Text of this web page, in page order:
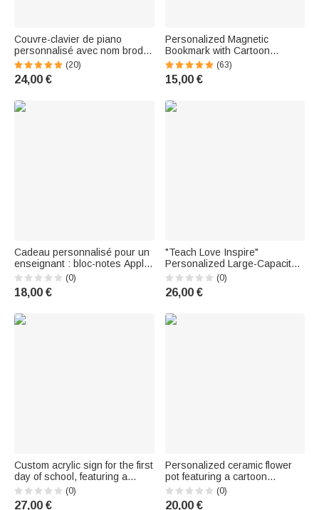
Couvre-clavier de piano
personnalisé avec nom brodé
- Style vintage - Cadeau
d'anniversaire pour pianistes
et professeurs de musique
(20)
24,00 €
Personalized Magnetic
Bookmark with Cartoon
Character and Name -
Birthday Gift for Book Lovers
(63)
15,00 €
Cadeau personnalisé pour un
enseignant : bloc-notes Apple
Pencil, crayon de couleur,
badge rétractable en acrylique
avec inscription, pour la
un anniversaire
(0)
18,00 €
"Teach Love Inspire"
Personalized Large-Capacity
Building-Block Pencil Holder
with Inscription and First Name
– Teacher's Day Gift
(0)
26,00 €
Custom acrylic sign for the first
day of school, featuring a
fantasy cartoon theme, with
the child's first name and pens
(0)
27,00 €
Personalized ceramic flower
pot featuring a cartoon
character and a birth flower,
with the child's first and last
(0)
20,00 €